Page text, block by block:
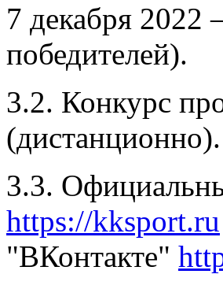
7 декабря 2022
победителей).
3.2. Конкурс
(дистанционно).
3.3.
https://kksport.ru
"ВКонтакте"